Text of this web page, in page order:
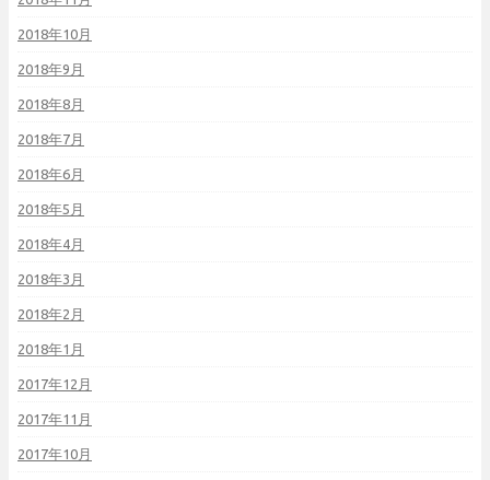
2018年10月
2018年9月
2018年8月
2018年7月
2018年6月
2018年5月
2018年4月
2018年3月
2018年2月
2018年1月
2017年12月
2017年11月
2017年10月